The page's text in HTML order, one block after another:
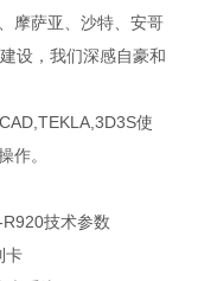
摩萨亚、沙特、安哥
设，我们深感自豪和
使
作。
技术参数
卡